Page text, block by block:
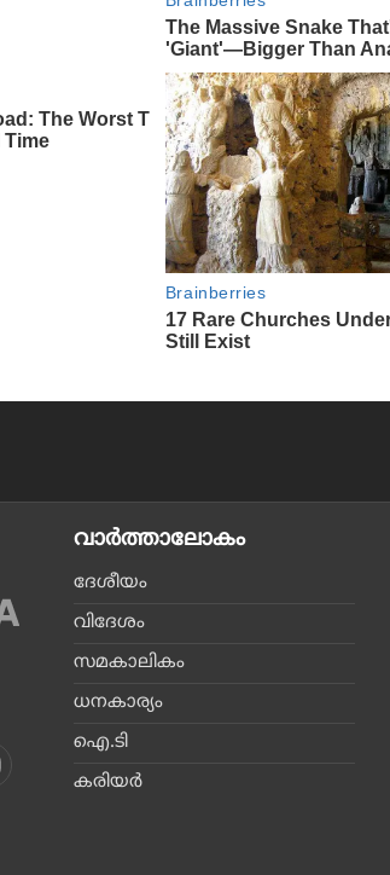
വാര്‍ത്താലോകം
ദേശീയം
വിദേശം
സമകാലികം
ധനകാര്യം
ഐ.ടി
കരിയര്‍